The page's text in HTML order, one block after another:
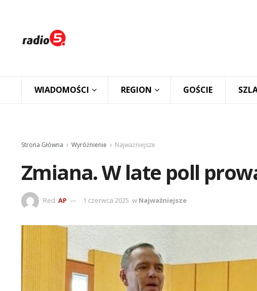
WIADOMOŚCI REGION GOŚCIE
Strona Główna Wyróżnienie Najważniejsze
Zmiana. W late poll
Red. AP 1 czerwca 2025 w Najważniejsze